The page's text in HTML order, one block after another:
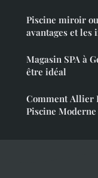
Piscine miroir
avantages et les
Magasin SPA à
être idéal
Comment Allier
Piscine Moderne